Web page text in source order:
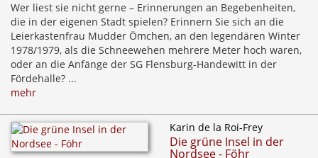
Wer liest sie nicht gerne – Erinnerungen an Begebenheiten,
die in der eigenen Stadt spielen? Erinnern Sie sich an die
Leierkastenfrau Mudder Ömchen, an den legendären Winter
1978/1979, als die Schneewehen mehrere Meter hoch waren,
oder an die Anfänge der SG Flensburg-Handewitt in der
Fördehalle? ...
mehr
Karin de la Roi-Frey
Die grüne Insel in der
Nordsee - Föhr